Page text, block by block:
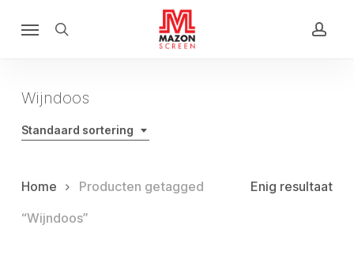
search
Wijndoos
Standaard sortering
Enig resultaat
Home
Producten getagged
“Wijndoos”